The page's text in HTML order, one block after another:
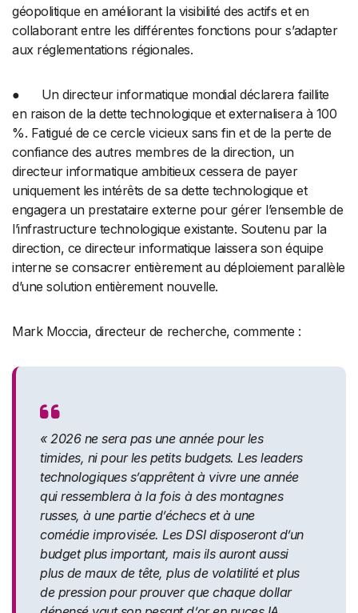
géopolitique en améliorant la visibilité des actifs et en
collaborant entre les différentes fonctions pour s’adapter
aux réglementations régionales.
● Un directeur informatique mondial déclarera faillite
en raison de la dette technologique et externalisera à 100
%. Fatigué de ce cercle vicieux sans fin et de la perte de
confiance des autres membres de la direction, un
directeur informatique ambitieux cessera de payer
uniquement les intérêts de sa dette technologique et
engagera un prestataire externe pour gérer l’ensemble de
l’infrastructure technologique existante. Soutenu par la
direction, ce directeur informatique laissera son équipe
interne se consacrer entièrement au déploiement parallèle
d’une solution entièrement nouvelle.
Mark Moccia, directeur de recherche, commente :
« 2026 ne sera pas une année pour les
timides, ni pour les petits budgets. Les leaders
technologiques s’apprêtent à vivre une année
qui ressemblera à la fois à des montagnes
russes, à une partie d’échecs et à une
comédie improvisée. Les DSI disposeront d’un
budget plus important, mais ils auront aussi
plus de maux de tête, plus de volatilité et plus
de pression pour prouver que chaque dollar